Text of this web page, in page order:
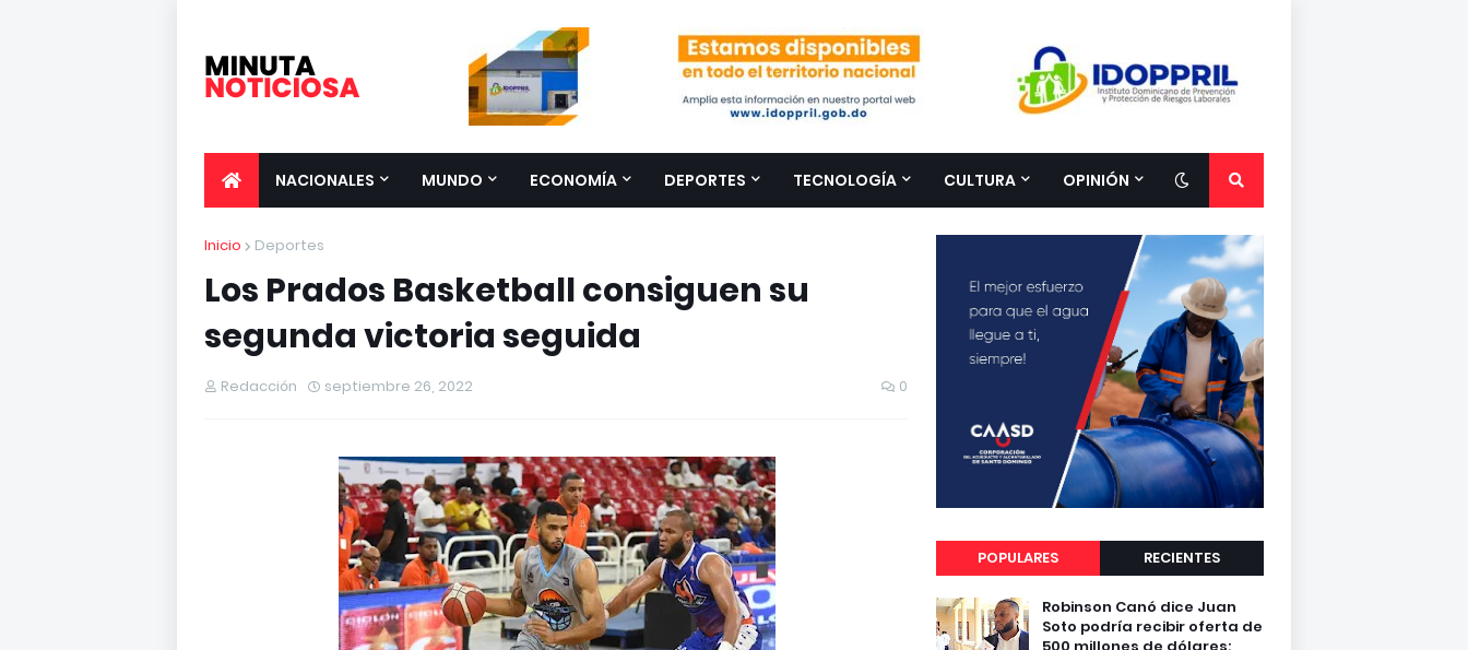
NACIONALES MUNDO ECONOMÍA DEPORTES TECNOLOGÍA CULTURA OPINIÓN
Inicio Deportes
Los Prados Basketball consiguen su
segunda victoria seguida
Redacción septiembre 26, 2022 0
POPULARES RECIENTES
Robinson Canó dice Juan
Soto podría recibir oferta de